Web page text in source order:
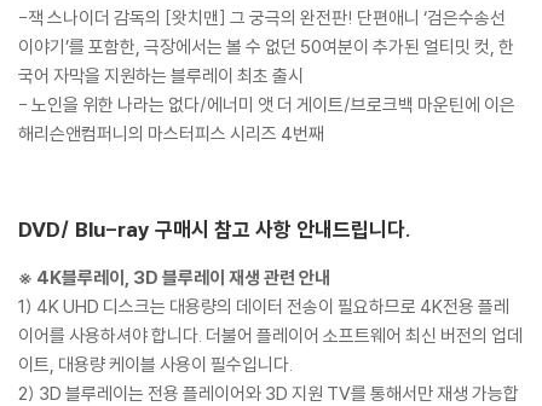
-잭 스나이더 감독의 [왓치맨] 그 궁극의 완전판! 단편애니 ‘검은수송선
이야기’를 포함한, 극장에서는 볼 수 없던 50여분이 추가된 얼티밋 컷, 한
국어 자막을 지원하는 블루레이 최초 출시
- 노인을 위한 나라는 없다/에너미 앳 더 게이트/브로크백 마운틴에 이은
해리슨앤컴퍼니의 마스터피스 시리즈 4번째
DVD/ Blu-ray 구매시 참고 사항 안내드립니다.
※ 4K블루레이, 3D 블루레이 재생 관련 안내
1) 4K UHD 디스크는 대용량의 데이터 전송이 필요하므로 4K전용 플레
이어를 사용하셔야 합니다. 더불어 플레이어 소프트웨어 최신 버전의 업데
이트, 대용량 케이블 사용이 필수입니다.
2) 3D 블루레이는 전용 플레이어와 3D 지원 TV를 통해서만 재생 가능합